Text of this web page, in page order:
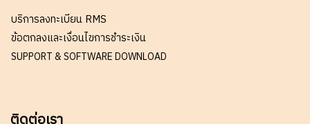
บริการลงทะเบียน RMS
ข้อตกลงและเงื่อนไขการชำระเงิน
SUPPORT & SOFTWARE DOWNLOAD